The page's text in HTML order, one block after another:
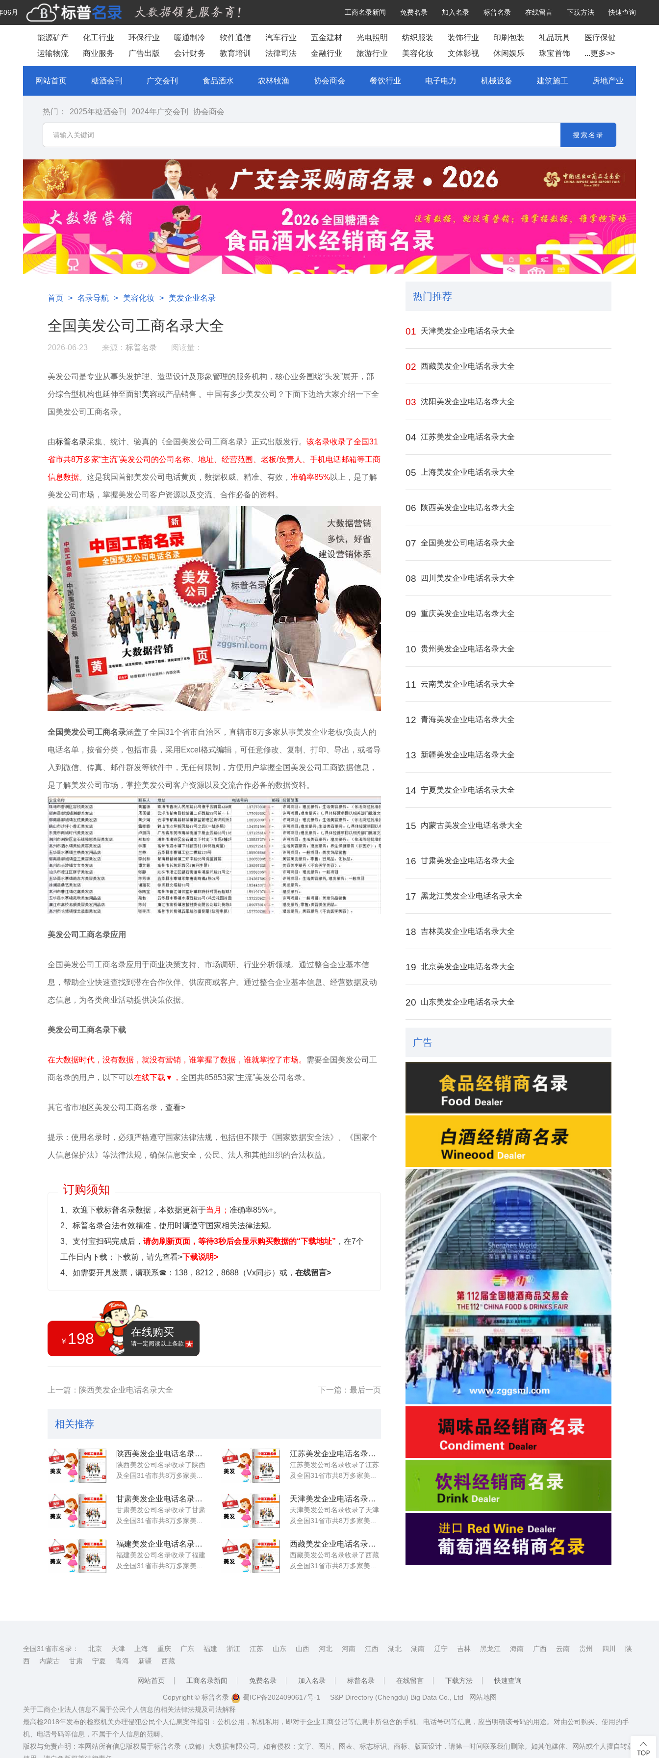
工商名录新闻 免费名录 加入名录 标普名录 在线留言 下载方法 快速查询
06月
能源矿产 化工行业 环保行业 暖通制冷 软件通信 汽车行业 五金建材 光电照明 纺织服装 装饰行业 印刷包装 礼品玩具
医疗保健
运输物流
商业服务 广告出版 会计财务 教育培训 法律司法 金融行业 旅游行业 美容化妆 文体影视 休闲娱乐 珠宝首饰 ...更多>>
网站首页 糖酒会刊 广交会刊 食品酒水 农林牧渔 协会商会 餐饮行业 电子电力 机械设备 建筑施工 房地产业
热门： 2025年糖酒会刊 2024年广交会刊 协会商会
搜索名录
首页 > 名录导航 > 美容化妆 > 美发企业名录
全国美发公司工商名录大全
2026-06-23 来源： 标普名录 阅读量：
美发公司是专业从事‌头发护理、造型设计及形象管理‌的服务机构，核心业务围绕“头发”展开，部
分综合型机构也延伸至面部美容或产品销售 。‌‌中国有多少美发公司？下面下边给大家介绍一下全
国美发公司工商名录。
由标普名录采集、统计、验真的《全国美发公司工商名录》正式出版发行。 该名录收录了全国31
省市共8万多家“主流”美发公司的公司名称、地址、经营范围、老板/负责人、手机电话邮箱等工商
信息数据。 这是我国首部美发公司电话黄页，数据权威、精准、有效， 准确率85%以上，是了解
美发公司市场，掌握美发公司客户资源以及交流、合作必备的资料。
全国美发公司工商名录涵盖了全国31个省市自治区，直辖市8万多家从事美发企业老板/负责人的
电话名单，按省分类，包括市县，采用Excel格式编辑，可任意修改、复制、打印、导出，或者导
入到微信、传真、邮件群发等软件中，无任何限制，方便用户掌握全国美发公司工商数据信息，
是了解美发公司市场，掌控美发公司客户资源以及交流合作必备的数据资料。
美发公司工商名录应用
全国美发公司工商名录应用于商业决策支持、市场调研、行业分析领域。通过整合企业基本信
息，帮助企业快速查找到潜在合作伙伴、供应商或客户。通过整合企业基本信息、经营数据及动
态信息，为各类商业活动提供决策依据。
美发公司工商名录下载
在大数据时代，没有数据，就没有营销，谁掌握了数据，谁就掌控了市场。 需要全国美发公司工
商名录的用户，以下可以在线下载▼， 全国共85853家“主流”美发公司名录。
其它省市地区美发公司工商名录， 查看>
提示：使用名录时，必须严格遵守国家法律法规，包括但不限于《国家数据安全法》、《国家个
人信息保护法》等‌法律法规，确保信息安全，公民、法人和其他组织的合法权益。
订购须知
1、欢迎下载标普名录数据，本数据更新于当月； 准确率85%+。
2、标普名录合法有效精准，使用时请遵守国家相关法律法规。
3、支付宝扫码完成后， 请勿刷新页面，等待3秒后会显示购买数据的“下载地址” ，在7个
工作日内下载； 下载前，请先查看>下载说明>
4、如需要开具发票，请联系☎ ：138，8212，8688（Vx同步）或， 在线留言>
￥ 198 在线购买
请一定阅读以上条款
上一篇：陕西美发企业电话名录大全 下一篇：最后一页
相关推荐
陕西美发企业电话名录大全
陕西美发公司名录收录了陕西
及全国31省市共8万多家美...
江苏美发企业电话名录大全
江苏美发公司名录收录了江苏
及全国31省市共8万多家美...
甘肃美发企业电话名录大全
甘肃美发公司名录收录了甘肃
及全国31省市共8万多家美...
天津美发企业电话名录大全
天津美发公司名录收录了天津
及全国31省市共8万多家美...
福建美发企业电话名录大全
福建美发公司名录收录了福建
及全国31省市共8万多家美...
西藏美发企业电话名录大全
西藏美发公司名录收录了西藏
及全国31省市共8万多家美...
热门推荐
01 天津美发企业电话名录大全
02 西藏美发企业电话名录大全
03 沈阳美发企业电话名录大全
04 江苏美发企业电话名录大全
05 上海美发企业电话名录大全
06 陕西美发企业电话名录大全
07 全国美发公司电话名录大全
08 四川美发企业电话名录大全
09 重庆美发企业电话名录大全
10 贵州美发企业电话名录大全
11 云南美发企业电话名录大全
12 青海美发企业电话名录大全
13 新疆美发企业电话名录大全
14 宁夏美发企业电话名录大全
15 内蒙古美发企业电话名录大全
16 甘肃美发企业电话名录大全
17 黑龙江美发企业电话名录大全
18 吉林美发企业电话名录大全
19 北京美发企业电话名录大全
20 山东美发企业电话名录大全
广告
全国31省市名录： 北京 天津 上海 重庆 广东 福建 浙江 江苏 山东 山西 河北 河南 江西 湖北 湖南 辽宁 吉林 黑龙江 海南 广西 云南 贵州 四川
陕
西
内蒙古 甘肃 宁夏 青海 新疆 西藏
网站首页 工商名录新闻 免费名录 加入名录 标普名录 在线留言 下载方法 快速查询
Copyright © 标普名录 蜀ICP备2024090617号-1 S&P Directory (Chengdu) Big Data Co., Ltd
网站地图
关于工商企业法人信息不属于公民个人信息的相关法律法规及司法解释
最高检2018年发布的检察机关办理侵犯公民个人信息案件指引：公机公用，私机私用，即对于企业工商登记等信息中所包含的手机、电话号码等信息，应当明确该号码的用途。对由公司购买、使用的手
机、电话号码等信息，不属于个人信息的范畴。
版权与免责声明：本网站所有信息版权属于标普名录（成都）大数据有限公司。如有侵权：文字、图片、图表、标志标识、商标、版面设计，请第一时间联系我们删除。如其他媒体、网站或个人擅自转载